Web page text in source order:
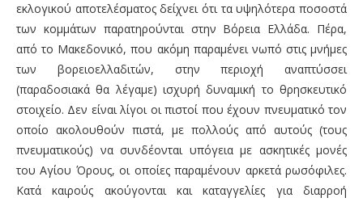
εκλογικού αποτελέσματος δείχνει ότι τα υψηλότερα ποσοστά
των κομμάτων παρατηρούνται στην Βόρεια Ελλάδα. Πέρα,
από το Μακεδονικό, που ακόμη παραμένει νωπό στις μνήμες
των βορειοελλαδιτών, στην περιοχή αναπτύσσει
(παραδοσιακά θα λέγαμε) ισχυρή δυναμική το θρησκευτικό
στοιχείο. Δεν είναι λίγοι οι πιστοί που έχουν πνευματικό τον
οποίο ακολουθούν πιστά, με πολλούς από αυτούς (τους
πνευματικούς) να συνδέονται υπόγεια με ασκητικές μονές
του Αγίου Όρους, οι οποίες παραμένουν αρκετά ρωσόφιλες.
Κατά καιρούς ακούγονται και καταγγελίες για διαρροή